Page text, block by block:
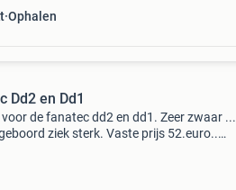
Ophalen
Dd2 en Dd1
voor de fanatec dd2 en dd1. Zeer zwaar ...
ziek sterk. Vaste prijs 52.euro..